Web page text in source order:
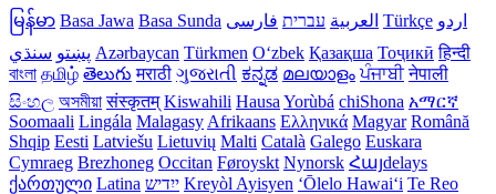
မြန်မာ Basa Jawa Basa Sunda العربية עברית فارسی Türkçe اردو
پښتو سنڌي Azərbaycan Türkmen Oʻzbek Қазақша Тоҷикӣ हिन्दी
বাংলা தமிழ் తెలుగు मराठी ગુજરાતી ಕನ್ನಡ മലയാളം ਪੰਜਾਬੀ नेपाली
සිංහල অসমীয়া संस्कृतम् Kiswahili Hausa Yorùbá chiShona አማርኛ
Soomaali Lingála Malagasy Afrikaans Ελληνικά Magyar Română
Shqip Eesti Latviešu Lietuvių Malti Català Galego Euskara
Cymraeg Brezhoneg Occitan Føroyskt Nynorsk Հայdelays
ქართული Latina ייִדיש Kreyòl Ayisyen ʻŌlelo Hawaiʻi Te Reo